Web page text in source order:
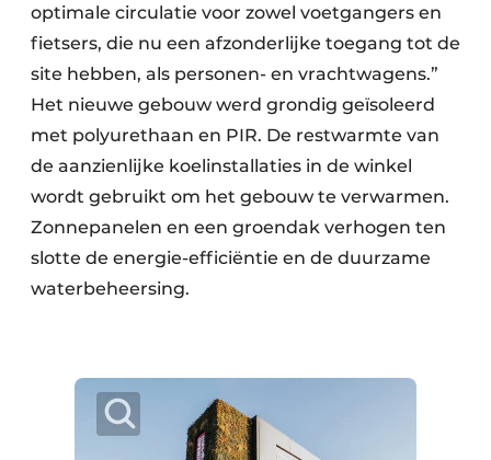
optimale circulatie voor zowel voetgangers en
fietsers, die nu een afzonderlijke toegang tot de
site hebben, als personen- en vrachtwagens.”
Het nieuwe gebouw werd grondig geïsoleerd
met polyurethaan en PIR. De restwarmte van
de aanzienlijke koelinstallaties in de winkel
wordt gebruikt om het gebouw te verwarmen.
Zonnepanelen en een groendak verhogen ten
slotte de energie-efficiëntie en de duurzame
waterbeheersing.